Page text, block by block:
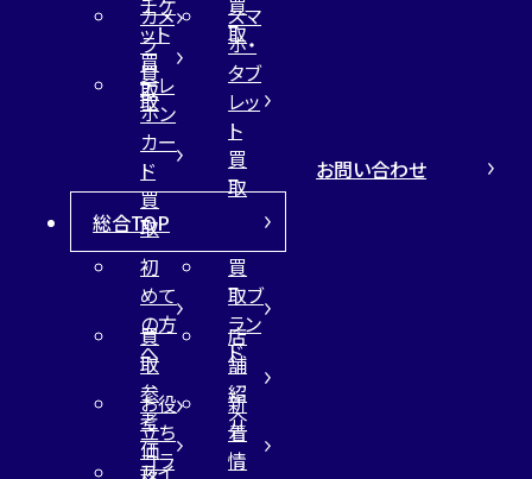
ット
買
取
取
カメ
ラ
買
取
スマ
ホ・
タブ
レッ
ト
買
取
テレ
ホン
カー
ド
買
取
総合TOP
初
めて
の方
へ
買
取ブ
ラン
ド
買
取
参
考
価
店
舗
紹
介
お役
立ち
コラ
新
着
情
サイ
お問い合わせ